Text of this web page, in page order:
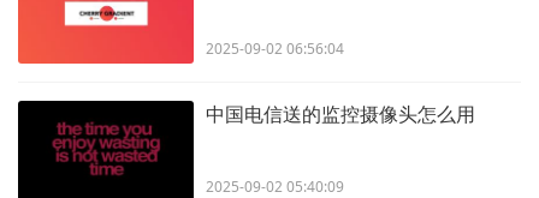
2025-09-02 06:56:04
中国电信送的监控摄像头怎么用
2025-09-02 05:40:09